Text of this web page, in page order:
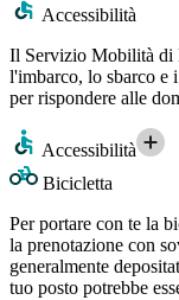
Accessibilità
Il Servizio Mobilità di
l'imbarco, lo sbarco e
per rispondere alle
Accessibilità
Bicicletta
Per portare con te la
la prenotazione con
generalmente
tuo posto potrebbe